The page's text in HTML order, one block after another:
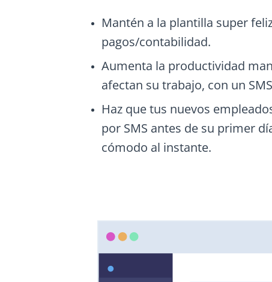
Mantén a la plantilla super
pagos/contabilidad.
Aumenta la productividad
afectan su trabajo, con un
Haz que tus nuevos
por SMS antes de su primer
cómodo al instante.